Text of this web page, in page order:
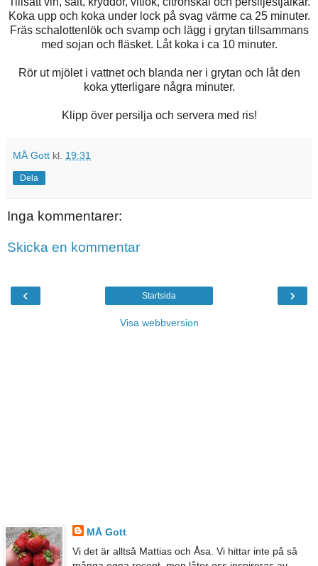
Koka upp och koka under lock på svag värme ca 25 minuter.
Fräs schalottenlök och svamp och lägg i grytan tillsammans
med sojan och fläsket. Låt koka i ca 10 minuter.
Rör ut mjölet i vattnet och blanda ner i grytan och låt den
koka ytterligare några minuter.
Klipp över persilja och servera med ris!
MÅ Gott kl. 19:31
Dela
Inga kommentarer:
Skicka en kommentar
‹ ›
Startsida
Visa webbversion
MÅ Gott
Vi det är alltså Mattias och Åsa. Vi hittar inte på så